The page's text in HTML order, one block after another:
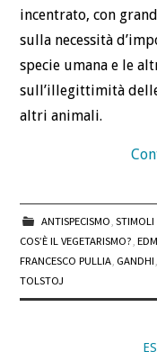
incentrato, con
sulla necessità
specie umana e le
sull’illegittimità
altri animali.
ANTISPECISMO, STIMOLI
COS’È IL VEGETARISMO?,
FRANCESCO PULLIA, GANDHI
TOLSTOJ